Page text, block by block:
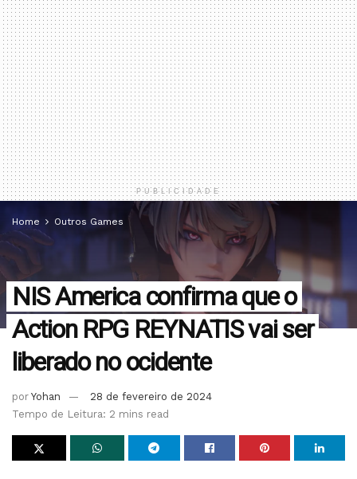
PUBLICIDADE
Home Outros Games
NIS America confirma que o
Action RPG REYNATIS vai ser
liberado no ocidente
por Yohan
28 de fevereiro de 2024
Tempo de Leitura: 2 mins read